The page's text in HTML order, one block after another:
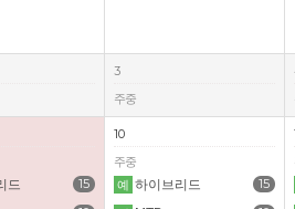
3
주중
15
드
10
주중
15
예 하이브리드